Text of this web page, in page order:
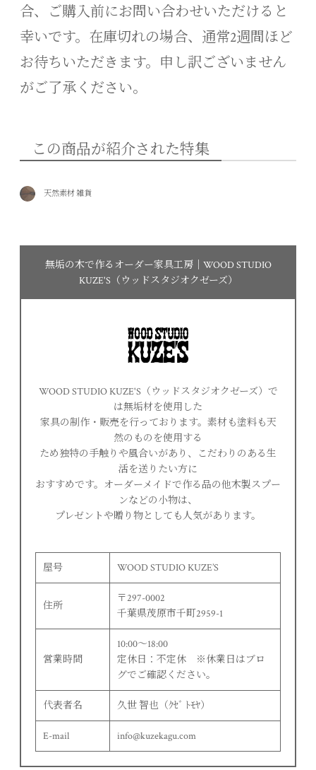
合、ご購入前にお問い合わせいただけると
幸いです。在庫切れの場合、通常2週間ほど
お待ちいただきます。申し訳ございません
がご了承ください。
この商品が紹介された特集
天然素材 雑貨
無垢の木で作るオーダー家具工房｜WOOD STUDIO
KUZE'S（ウッドスタジオクゼーズ）
WOOD STUDIO KUZE'S（ウッドスタジオクゼーズ）で
は無垢材を使用した
家具の制作・販売を行っております。素材も塗料も天
然のものを使用する
ため独特の手触りや風合いがあり、こだわりのある生
活を送りたい方に
おすすめです。オーダーメイドで作る品の他木製スプー
ンなどの小物は、
プレゼントや贈り物としても人気があります。
屋号 WOOD STUDIO KUZE’S
住所
〒297-0002
千葉県茂原市千町2959-1
営業時間
10:00〜18:00
定休日：不定休 ※休業日はブロ
グでご確認ください。
代表者名 久世 智也（ｸｾﾞ ﾄﾓﾔ）
E-mail info@kuzekagu.com